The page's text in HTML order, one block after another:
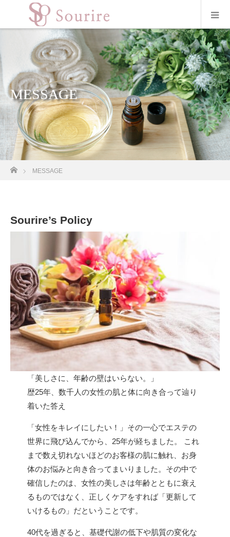
MESSAGE
ホーム
MESSAGE
Sourire’s Policy
「美しさに、年齢の壁はいらない。」
歴25年、数千人の女性の肌と体に向き合って辿り
着いた答え
「女性をキレイにしたい！」その一心でエステの
世界に飛び込んでから、25年が経ちました。 これ
まで数え切れないほどのお客様の肌に触れ、お身
体のお悩みと向き合ってまいりました。その中で
確信したのは、女性の美しさは年齢とともに衰え
るものではなく、正しくケアをすれば「更新して
いけるもの」だということです。
40代を過ぎると、基礎代謝の低下や肌質の変化な